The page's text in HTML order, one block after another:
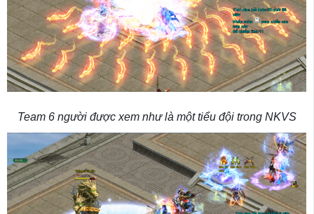
Team 6 người được xem như là một tiểu đội trong NKVS